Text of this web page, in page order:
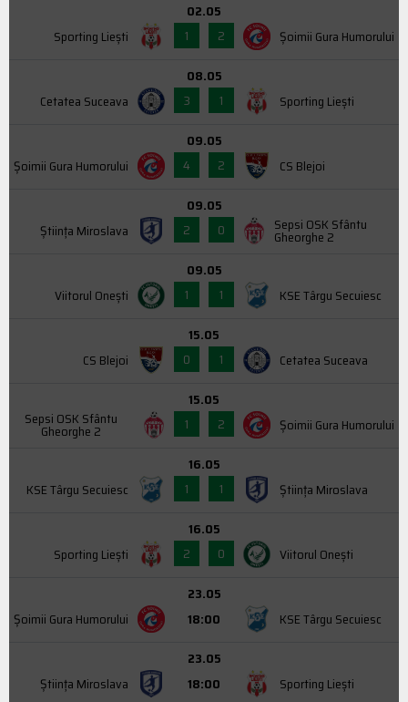
Sporting Liești
02.05
1
2 Şoimii Gura Humorului
Cetatea Suceava
08.05
3
1 Sporting Liești
Şoimii Gura Humorului
09.05
4
2 CS Blejoi
Știința Miroslava
09.05
2
0 Sepsi OSK Sfântu
Gheorghe 2
Viitorul Onești
09.05
1
1 KSE Târgu Secuiesc
CS Blejoi
15.05
0
1 Cetatea Suceava
Sepsi OSK Sfântu
Gheorghe 2
15.05
1
2 Şoimii Gura Humorului
KSE Târgu Secuiesc
16.05
1
1 Știința Miroslava
Sporting Liești
16.05
2
0 Viitorul Onești
Şoimii Gura Humorului
23.05
18:00
KSE Târgu Secuiesc
Știința Miroslava
23.05
18:00
Sporting Liești